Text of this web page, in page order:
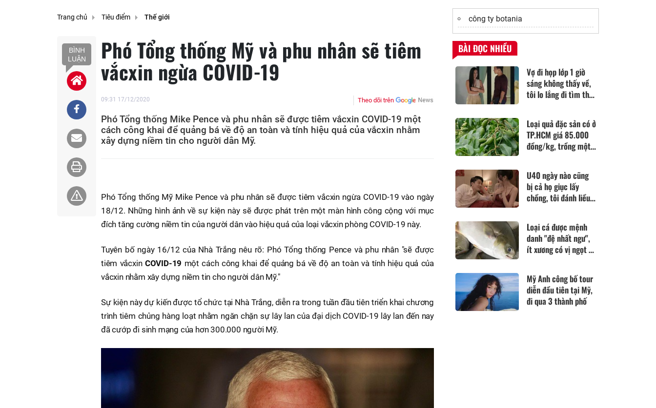
Trang chủ Tiêu điểm Thế giới
BÌNH
LUẬN
Phó Tổng thống Mỹ và phu nhân sẽ tiêm
vắcxin ngừa COVID-19
09:31 17/12/2020 Theo dõi trên
Phó Tổng thống Mike Pence và phu nhân sẽ được tiêm vắcxin COVID-19 một
cách công khai để quảng bá về độ an toàn và tính hiệu quả của vắcxin nhằm
xây dựng niềm tin cho người dân Mỹ.
Phó Tổng thống Mỹ Mike Pence và phu nhân sẽ được tiêm vắcxin ngừa COVID-19 vào ngày
18/12. Những hình ảnh về sự kiện này sẽ được phát trên một màn hình công cộng với mục
đích tăng cường niềm tin của người dân vào hiệu quả của loại vắcxin phòng COVID-19 này.
Tuyên bố ngày 16/12 của Nhà Trắng nêu rõ: Phó Tổng thống Pence và phu nhân "sẽ được
tiêm vắcxin COVID-19 một cách công khai để quảng bá về độ an toàn và tính hiệu quả của
vắcxin nhằm xây dựng niềm tin cho người dân Mỹ."
Sự kiện này dự kiến được tổ chức tại Nhà Trắng, diễn ra trong tuần đầu tiên triển khai chương
trình tiêm chủng hàng loạt nhằm ngăn chặn sự lây lan của đại dịch COVID-19 lây lan đến nay
đã cướp đi sinh mạng của hơn 300.000 người Mỹ.
công ty botania
BÀI ĐỌC NHIỀU
Vợ đi họp lớp 1 giờ
sáng không thấy về,
tôi lo lắng đi tìm thì
tượng cay mắt
Loại quả đặc sản có ở
TP.HCM giá 85.000
đồng/kg, trồng một
vào chậu làm bonsai
còn hút lộc
U40 ngày nào cũng
bị cả họ giục lấy
chồng, tôi đánh liều
tân hôn mới biết vớ
được vàng mười
Loại cá được mệnh
danh "đệ nhất ngư",
ít xương có vị ngọt tự
dưỡng rất tốt cho trẻ
Mỹ Anh công bố tour
diễn đầu tiên tại Mỹ,
đi qua 3 thành phố